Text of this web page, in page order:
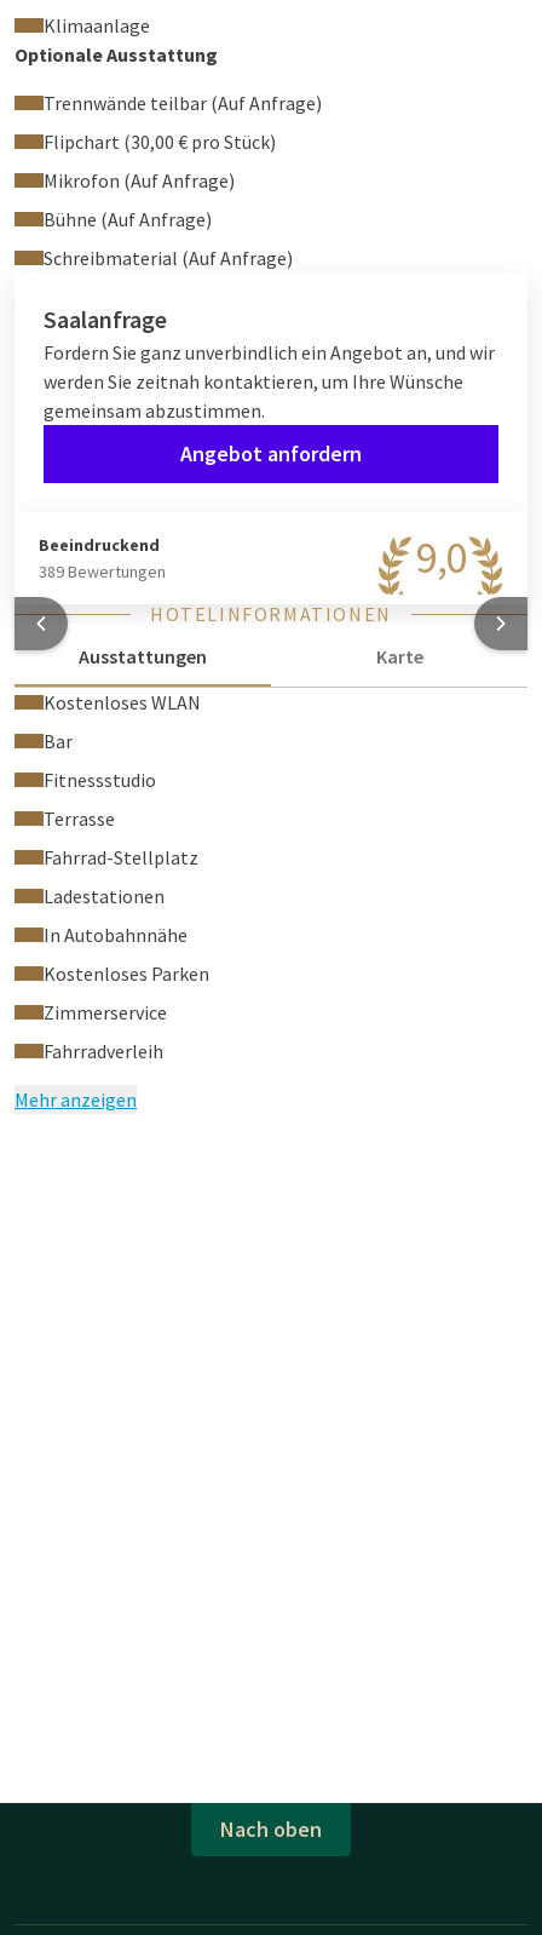
Klimaanlage
Optionale Ausstattung
Trennwände teilbar (Auf Anfrage)
Flipchart (30,00 € pro Stück)
Mikrofon (Auf Anfrage)
Bühne (Auf Anfrage)
Schreibmaterial (Auf Anfrage)
Saalanfrage
Fordern Sie ganz unverbindlich ein Angebot an, und wir
werden Sie zeitnah kontaktieren, um Ihre Wünsche
gemeinsam abzustimmen.
Angebot anfordern
9,0
Beeindruckend
389 Bewertungen
HOTELINFORMATIONEN
Ausstattungen
Karte
Kostenloses WLAN
Bar
Fitnessstudio
Terrasse
Fahrrad-Stellplatz
Ladestationen
In Autobahnnähe
Kostenloses Parken
Zimmerservice
Fahrradverleih
Mehr anzeigen
Nach oben